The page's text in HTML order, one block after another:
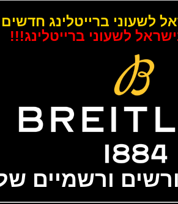
לשעוני ברייטלינג
לשעוני ברייטלינג!!!
ורשמיים